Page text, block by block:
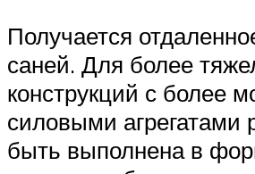
Получается
саней. Для более
конструкций с более
силовыми агрегатами
быть выполнена в